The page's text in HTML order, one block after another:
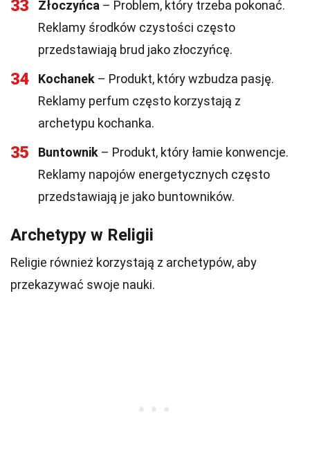
33 Złoczyńca – Problem, który trzeba pokonać.
Reklamy środków czystości często
przedstawiają brud jako złoczyńcę.
34 Kochanek – Produkt, który wzbudza pasję.
Reklamy perfum często korzystają z
archetypu kochanka.
35 Buntownik – Produkt, który łamie konwencje.
Reklamy napojów energetycznych często
przedstawiają je jako buntowników.
Archetypy w Religii
Religie również korzystają z archetypów, aby
przekazywać swoje nauki.